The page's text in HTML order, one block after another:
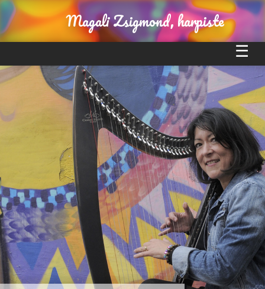
Magali Zsigmond, harpiste
Magali
Actualités
Magali, des concerts solo
« L’Alchimie Harpistique »
Meilleurs souvenirs
Discographie
Vidéos
Presse
Références
Contact
Liens utiles
Témoignages